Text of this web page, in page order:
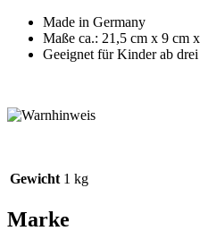
Made in Germany
Maße ca.: 21,5 cm x 9 cm
Geeignet für Kinder ab drei
Gewicht 1 kg
Marke